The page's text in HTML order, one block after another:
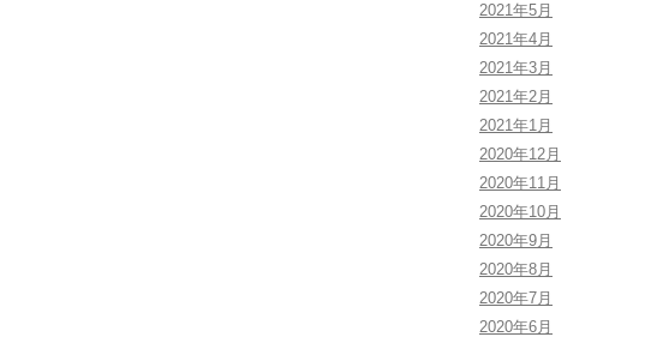
2021年5月
2021年4月
2021年3月
2021年2月
2021年1月
2020年12月
2020年11月
2020年10月
2020年9月
2020年8月
2020年7月
2020年6月